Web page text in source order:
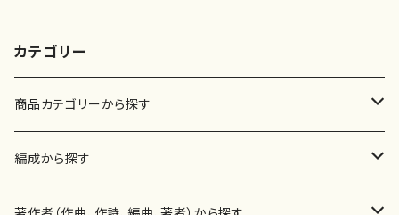
カテゴリー
商品カテゴリーから探す
楽譜
書籍
編成から探す
邦楽器